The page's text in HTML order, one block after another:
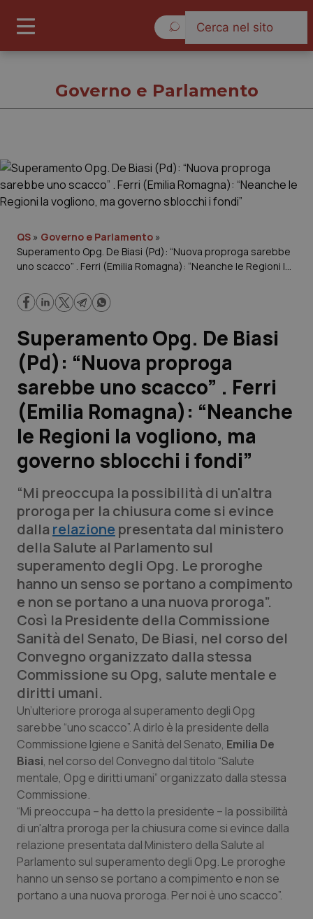
Cronache
Governo e Parlamento
Regioni e Asl
Lavoro e Professioni
Scienza e Farmaci
Studi e Analisi
Lettere al direttore
Edizioni Regionali
QS Pro
Professionisti Sanitari.AI
Abruzzo
Basilicata
Calabria
Campania
Emilia-Romagna
Friuli Venezia Giulia
Lazio
Liguria
Lombardia
Marche
QS Pro Gold
Artrite & artrosi
Asma & BPCO
Car-T
Colesterolo & coronaropatie
Dermatite Atopica
Diabete & glucometri
Disturbi dell’umore
Dolore
Donna & Salute
Newsletter
Governo e Parlamento
QS » Governo e Parlamento »
Superamento Opg. De Biasi (Pd): “Nuova proproga sarebbe
uno scacco” . Ferri (Emilia Romagna): “Neanche le Regioni la
Superamento Opg. De Biasi
(Pd): “Nuova proproga
sarebbe uno scacco” . Ferri
(Emilia Romagna): “Neanche
le Regioni la vogliono, ma
governo sblocchi i fondi”
“Mi preoccupa la possibilità di un'altra
proroga per la chiusura come si evince
dalla relazione presentata dal ministero
della Salute al Parlamento sul
superamento degli Opg. Le proroghe
hanno un senso se portano a compimento
e non se portano a una nuova proroga”.
Così la Presidente della Commissione
Sanità del Senato, De Biasi, nel corso del
Convegno organizzato dalla stessa
Commissione su Opg, salute mentale e
diritti umani.
Un’ulteriore proroga al superamento degli Opg
sarebbe “uno scacco”. A dirlo è la presidente della
Commissione Igiene e Sanità del Senato, Emilia De
Biasi, nel corso del Convegno dal titolo “Salute
mentale, Opg e diritti umani” organizzato dalla stessa
Commissione.
“Mi preoccupa – ha detto la presidente – la possibilità
di un'altra proroga per la chiusura come si evince dalla
relazione presentata dal Ministero della Salute al
Parlamento sul superamento degli Opg. Le proroghe
hanno un senso se portano a compimento e non se
portano a una nuova proroga. Per noi è uno scacco”.